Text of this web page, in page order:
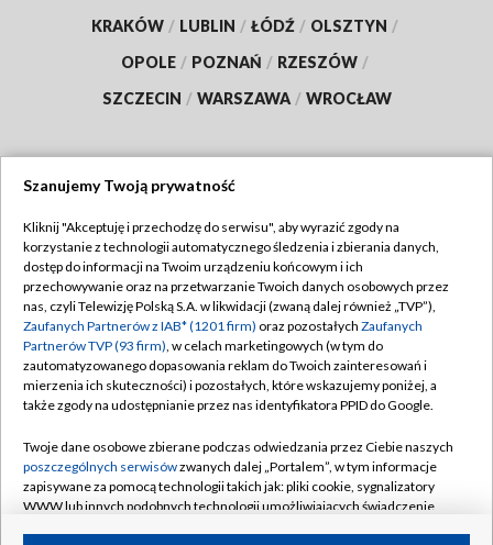
KRAKÓW / LUBLIN / ŁÓDŹ / OLSZTYN /
OPOLE / POZNAŃ / RZESZÓW /
SZCZECIN / WARSZAWA / WROCŁAW
TVP
Abonament TVP
Emisja w TVP
Centrum informacji TVP
Naziemna Telewizja Cyfrowa
Rada Programowa
System NOS
Informacje o nadawcy
Regulamin TVP
Polityka prywatności
Moje zgody
Pomoc
Kontakt
Kanały
Szanujemy Twoją prywatność
Kliknij "Akceptuję i przechodzę do serwisu", aby wyrazić zgody na
korzystanie z technologii automatycznego śledzenia i zbierania danych,
dostęp do informacji na Twoim urządzeniu końcowym i ich
przechowywanie oraz na przetwarzanie Twoich danych osobowych przez
nas, czyli Telewizję Polską S.A. w likwidacji (zwaną dalej również „TVP”),
Zaufanych Partnerów z IAB* (1201 firm) oraz pozostałych Zaufanych
Partnerów TVP (93 firm), w celach marketingowych (w tym do
zautomatyzowanego dopasowania reklam do Twoich zainteresowań i
mierzenia ich skuteczności) i pozostałych, które wskazujemy poniżej, a
także zgody na udostępnianie przez nas identyfikatora PPID do Google.
Twoje dane osobowe zbierane podczas odwiedzania przez Ciebie naszych
poszczególnych serwisówzwanych dalej „Portalem”, w tym informacje
zapisywane za pomocą technologii takich jak: pliki cookie, sygnalizatory
WWW lub innych podobnych technologii umożliwiających świadczenie